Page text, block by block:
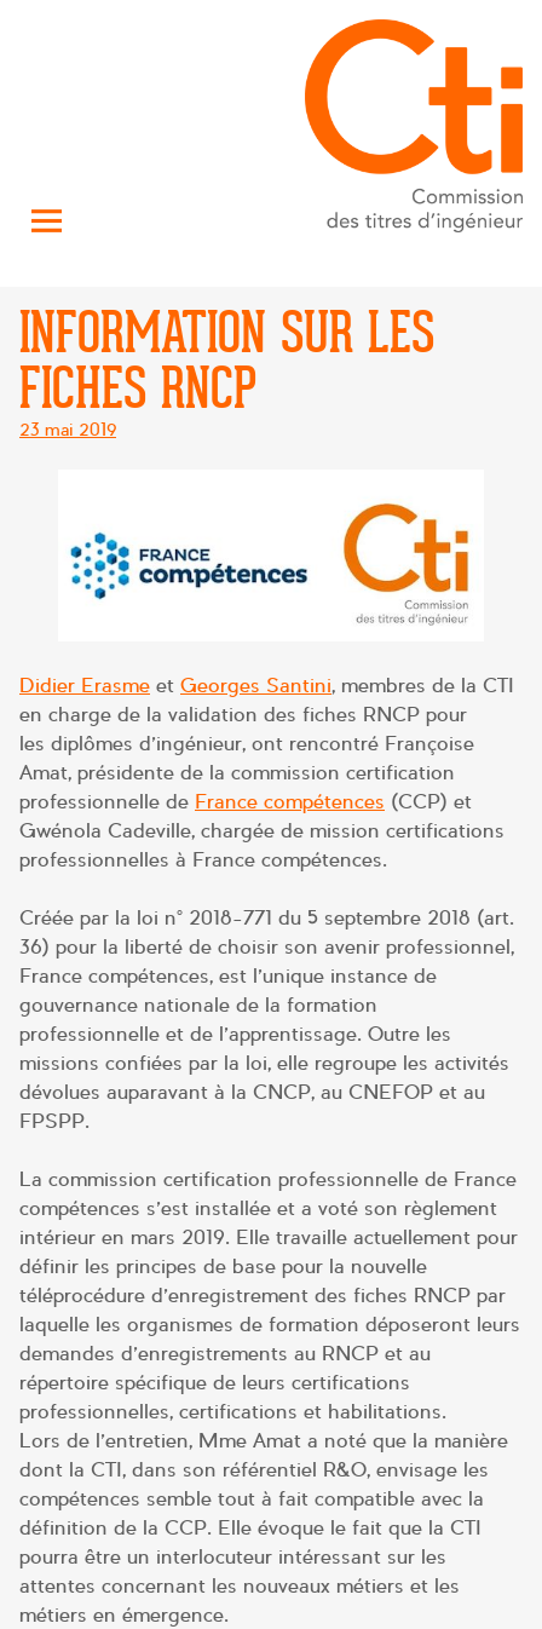
INFORMATION SUR LES
FICHES RNCP
Posté
23 mai 2019
Didier Erasme et Georges Santini, membres de la CTI
en charge de la validation des fiches RNCP pour
les diplômes d’ingénieur, ont rencontré Françoise
Amat, présidente de la commission certification
professionnelle de France compétences (CCP) et
Gwénola Cadeville, chargée de mission certifications
professionnelles à France compétences.
Créée par la loi n° 2018-771 du 5 septembre 2018 (art.
36) pour la liberté de choisir son avenir professionnel,
France compétences, est l’unique instance de
gouvernance nationale de la formation
professionnelle et de l’apprentissage. Outre les
missions confiées par la loi, elle regroupe les activités
dévolues auparavant à la CNCP, au CNEFOP et au
FPSPP.
La commission certification professionnelle de France
compétences s’est installée et a voté son règlement
intérieur en mars 2019. Elle travaille actuellement pour
définir les principes de base pour la nouvelle
téléprocédure d’enregistrement des fiches RNCP par
laquelle les organismes de formation déposeront leurs
demandes d’enregistrements au RNCP et au
répertoire spécifique de leurs certifications
professionnelles, certifications et habilitations.
Lors de l’entretien, Mme Amat a noté que la manière
dont la CTI, dans son référentiel R&O, envisage les
compétences semble tout à fait compatible avec la
définition de la CCP. Elle évoque le fait que la CTI
pourra être un interlocuteur intéressant sur les
attentes concernant les nouveaux métiers et les
métiers en émergence.